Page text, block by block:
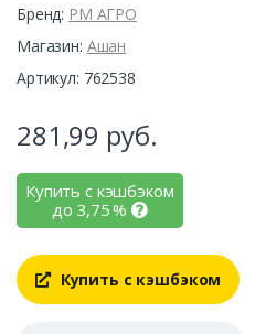
Бренд: РМ АГРО
Магазин: Ашан
Артикул: 762538
281,99 руб.
Купить с кэшбэком
до 3,75%
Купить с кэшбэком